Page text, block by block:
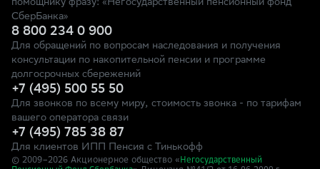
помощнику фразу: «Негосударственный пенсионный фонд
СберБанка»
8 800 234 0 900
Для обращений по вопросам наследования и получения
консультации по накопительной пенсии и программе
долгосрочных сбережений
+7 (495) 500 55 50
Для звонков по всему миру, стоимость звонка - по тарифам
вашего оператора связи
+7 (495) 785 38 87
Для клиентов ИПП Пенсия с Тинькофф
© 2009–2026 Акционерное общество « Негосударственный